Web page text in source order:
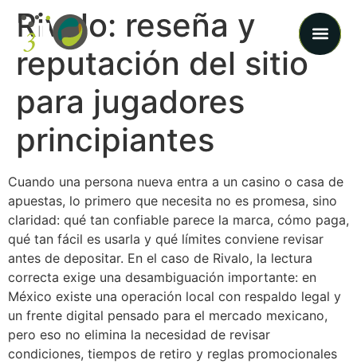
Rivalo: reseña y
reputación del sitio
para jugadores
principiantes
Cuando una persona nueva entra a un casino o casa de
apuestas, lo primero que necesita no es promesa, sino
claridad: qué tan confiable parece la marca, cómo paga,
qué tan fácil es usarla y qué límites conviene revisar
antes de depositar. En el caso de Rivalo, la lectura
correcta exige una desambiguación importante: en
México existe una operación local con respaldo legal y
un frente digital pensado para el mercado mexicano,
pero eso no elimina la necesidad de revisar
condiciones, tiempos de retiro y reglas promocionales